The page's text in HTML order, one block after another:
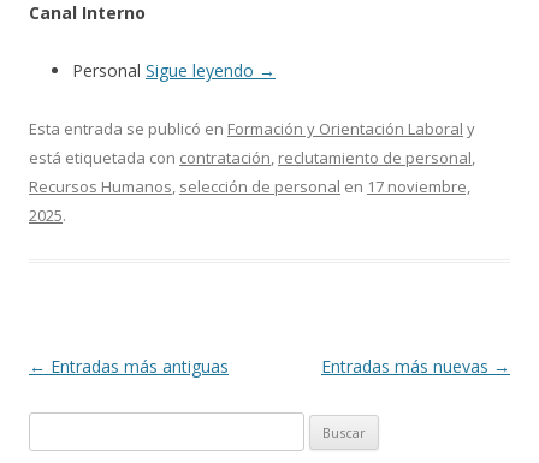
Canal Interno
Personal Sigue leyendo →
Esta entrada se publicó en Formación y Orientación Laboral y
está etiquetada con contratación, reclutamiento de personal,
Recursos Humanos, selección de personal en 17 noviembre,
2025.
Navegación
← Entradas más antiguas Entradas más nuevas →